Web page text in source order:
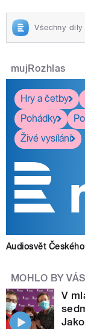
Všechny díly
mujRozhlas
Hry a četby
Pohádky
Živé vysílání
Audiosvět
MOHLO BY
V